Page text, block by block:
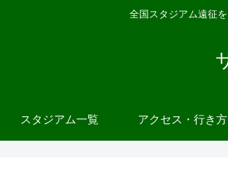
全国スタジアム遠征
スタジアム一覧 アクセス・行き方